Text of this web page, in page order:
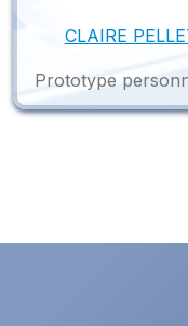
CLAIRE
Prototype